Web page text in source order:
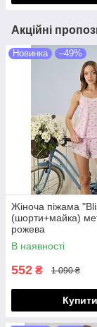
Акційні
Новинка –49%
Жіноча піжама
(шорти+майка)
рожева
В наявності
552 ₴ 1 090 ₴
Купити